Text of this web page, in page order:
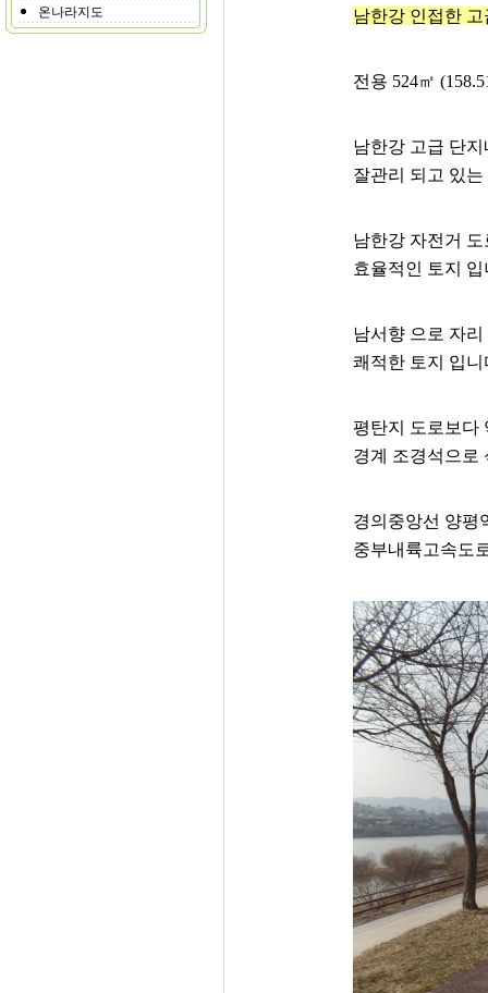
온나라지도
남한강 인접한
전용 524㎡
남한강 고급 단
잘관리 되고 있
남한강 자전거
효율적인 토지 입
남서향 으로 자
쾌적한 토지 입니
평탄지 도로보다
경계 조경석으로
경의중앙선 양평
중부내륙고속도